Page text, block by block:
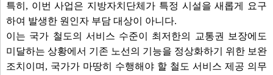
특히, 이번 사업은 지방자치단체가 특정 시설을 새롭게 요구
하여 발생한 원인자 부담 대상이 아니다.
이는 국가 철도의 서비스 수준이 최저한의 교통권 보장에도
미달하는 상황에서 기존 노선의 기능을 정상화하기 위한 보완
조치이며, 국가가 마땅히 수행해야 할 철도 서비스 제공 의무